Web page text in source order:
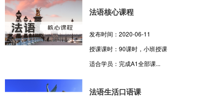
法语核心课程
发布时间：2020-06-11
授课课时：90课时，小班授课
适合学员：完成A1全部课...
法语生活口语课